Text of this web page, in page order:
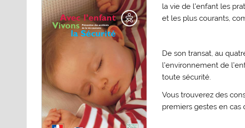
la vie de l’enfant les
et les plus courants,
De son transat, au
l’environnement de
toute sécurité.
Vous trouverez des
premiers gestes en cas